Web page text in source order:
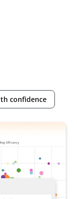
confidence